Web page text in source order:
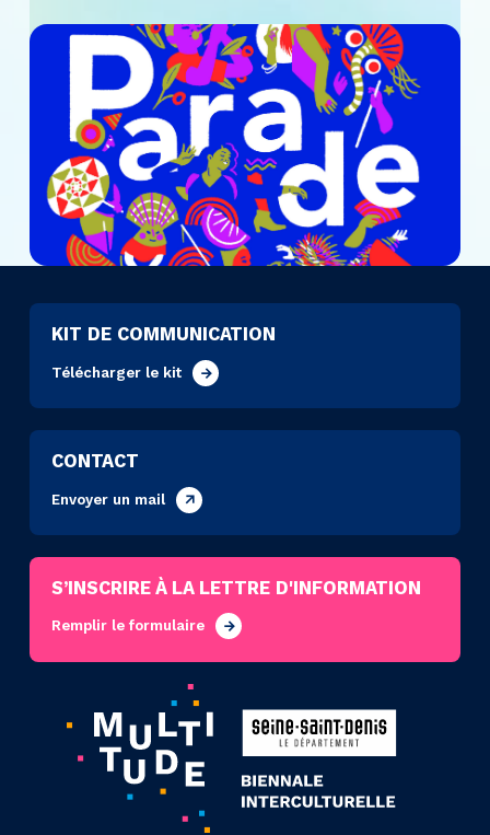
KIT DE COMMUNICATION
Télécharger le kit
CONTACT
Envoyer un mail
S’INSCRIRE À LA LETTRE D'INFORMATION
Remplir le formulaire